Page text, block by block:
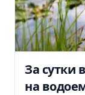
За сутки
на